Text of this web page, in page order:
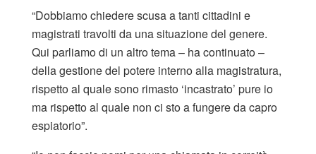
“Dobbiamo chiedere scusa a tanti cittadini e
magistrati travolti da una situazione del genere.
Qui parliamo di un altro tema – ha continuato –
della gestione del potere interno alla magistratura,
rispetto al quale sono rimasto ‘incastrato’ pure io
ma rispetto al quale non ci sto a fungere da capro
espiatorio”.